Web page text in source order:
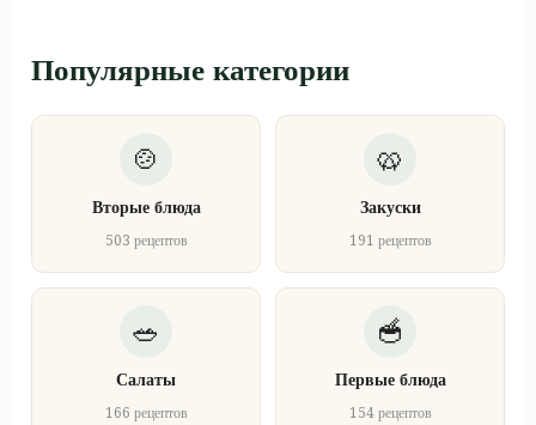
Популярные категории
Вторые блюда
503 рецептов
Закуски
191 рецептов
Салаты
166 рецептов
Первые блюда
154 рецептов